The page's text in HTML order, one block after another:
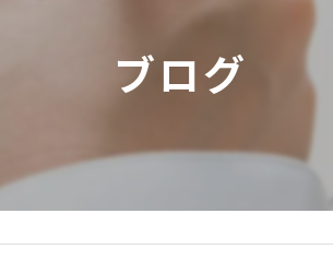
ブログ